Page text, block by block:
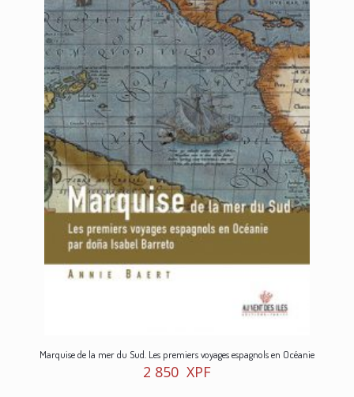
Marquise de la mer du Sud. Les premiers voyages espagnols en Océanie
2 850 XPF